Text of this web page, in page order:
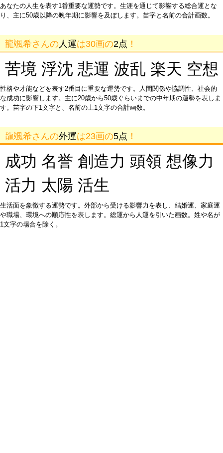
あなたの人生を表す1番重要な運勢です。生涯を通じて影響する総合運とな
り、主に50歳以降の晩年期に影響を及ぼします。苗字と名前の合計画数。
龍颯希さんの 人運は30画の2点 ！
苦境 浮沈 悲運 波乱 楽天 空想
性格や才能などを表す2番目に重要な運勢です。人間関係や協調性、社会的
な成功に影響します。主に20歳から50歳ぐらいまでの中年期の運勢を表しま
す。苗字の下1文字と、名前の上1文字の合計画数。
龍颯希さんの外運は23画の5点 ！
成功 名誉 創造力 頭領 想像力
活力 太陽 活生
生活面を象徴する運勢です。外部から受ける影響力を表し、結婚運、家庭運
や職場、環境への順応性を表します。総運から人運を引いた画数。姓や名が
1文字の場合を除く。